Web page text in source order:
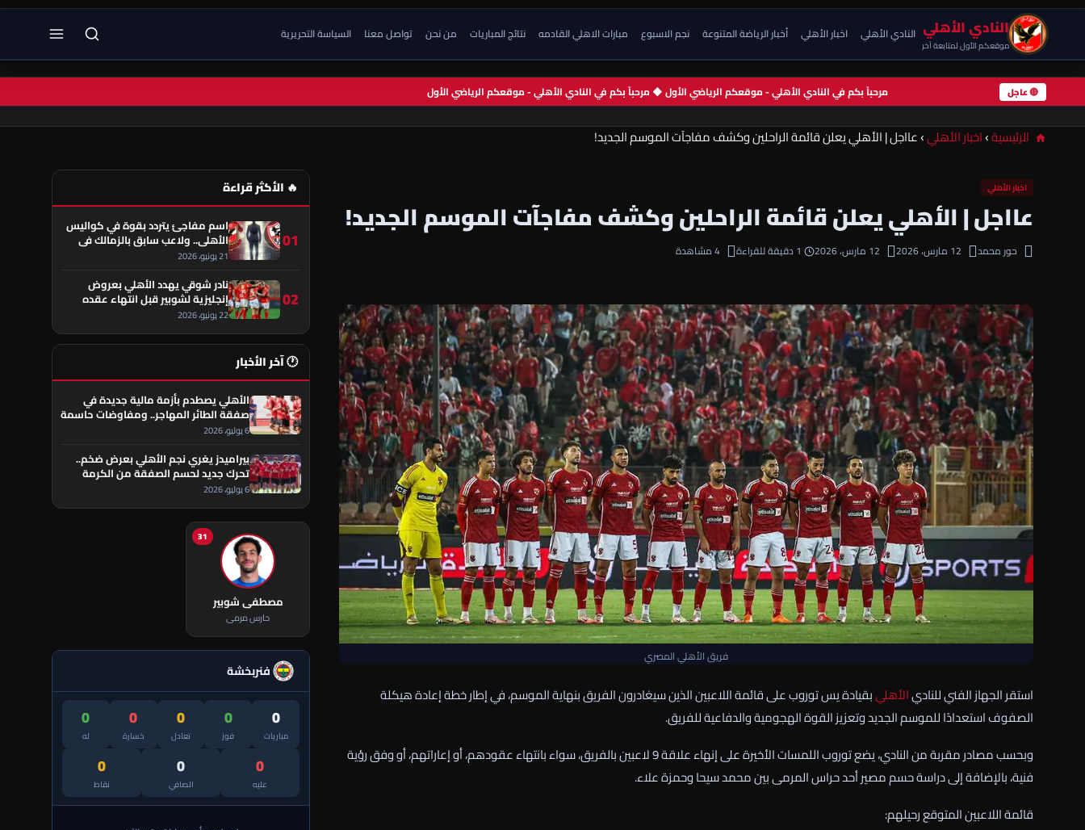
النادي الأهلي
موقعكم الأول لمتابعة آخر
النادي الأهلي اخبار الأهلي أخبار الرياضة المتنوعة نجم الاسبوع مبارات الاهلي القادمه نتائج المباريات من نحن تواصل معنا السياسة التحريرية
🔴 عاجل مرحباً بكم في النادي الأهلي - موقعكم الرياضي الأول ◆ مرحباً بكم في النادي الأهلي - موقعكم الرياضي الأول
الرئيسية›اخبار الأهلي›عااجل | الأهلي يعلن قائمة الراحلين وكشف مفاجآت الموسم الجديد!
اخبار الأهلي
عااجل | الأهلي يعلن قائمة الراحلين وكشف مفاجآت الموسم الجديد!
حور محمد 12 مارس، 2026 12 مارس، 2026 1 دقيقة للقراءة 4 مشاهدة
فريق الأهلي المصري
استقر الجهاز الفني للناديالأهليبقيادة يس توروب على قائمة اللاعبين الذين سيغادرون الفريق بنهاية الموسم، في إطار خطة إعادة هيكلة
الصفوف استعدادًا للموسم الجديد وتعزيز القوة الهجومية والدفاعية للفريق.
وبحسب مصادر مقربة من النادي، يضع توروب اللمسات الأخيرة على إنهاء علاقة 9 لاعبين بالفريق، سواء بانتهاء عقودهم، أو إعاراتهم، أو وفق رؤية
فنية، بالإضافة إلى دراسة حسم مصير أحد حراس المرمى بين محمد سيحا وحمزة علاء.
قائمة اللاعبين المتوقع رحيلهم:
🔥 الأكثر قراءة
01
اسم مفاجئ يتردد بقوة في كواليس
الأهلي.. ولاعب سابق بالزمالك في
قلب الحكاية!
21 يونيو، 2026
02
نادر شوقي يهدد الأهلي بعروض
إنجليزية لشوبير قبل انتهاء عقده
22 يونيو، 2026
🕐 آخر الأخبار
الأهلي يصطدم بأزمة مالية جديدة في
صفقة الطائر المهاجر.. ومفاوضات حاسمة
تقترب من الحسم
6 يوليو، 2026
بيراميدز يغري نجم الأهلي بعرض ضخم..
تحرك جديد لحسم الصفقة من الكرمة
العراقي
6 يوليو، 2026
31
مصطفى شوبير
حارس مرمى
فنربخشة
0
مباريات
0
فوز
0
تعادل
0
خسارة
0
له
0
عليه
0
الصافي
0
نقاط